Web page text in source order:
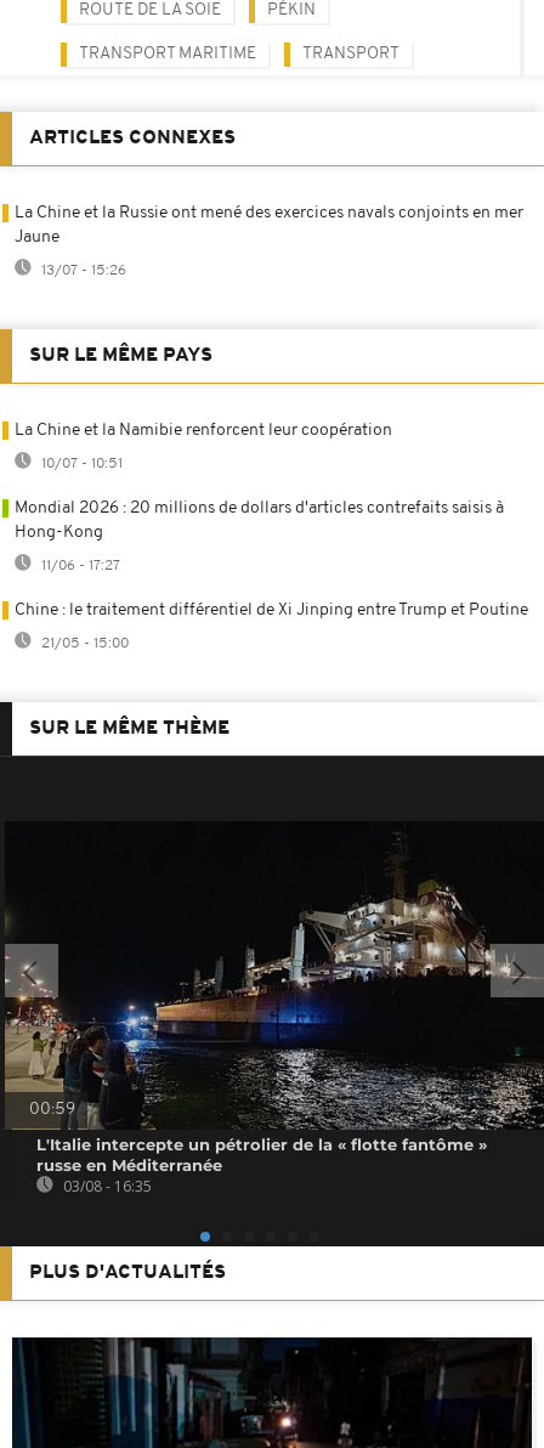
ROUTE DE LA SOIE PÉKIN
TRANSPORT MARITIME TRANSPORT
ARTICLES CONNEXES
La Chine et la Russie ont mené des exercices navals conjoints en mer
Jaune
13/07 - 15:26
SUR LE MÊME PAYS
La Chine et la Namibie renforcent leur coopération
10/07 - 10:51
Mondial 2026 : 20 millions de dollars d'articles contrefaits saisis à
Hong-Kong
11/06 - 17:27
Chine : le traitement différentiel de Xi Jinping entre Trump et Poutine
21/05 - 15:00
SUR LE MÊME THÈME
00:59
L'Italie intercepte un pétrolier de la « flotte fantôme »
russe en Méditerranée
03/08 - 16:35
PLUS D'ACTUALITÉS